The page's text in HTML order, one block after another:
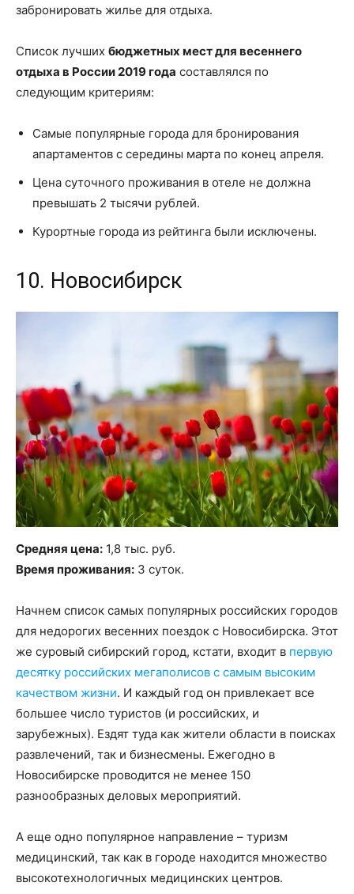
забронировать жилье для отдыха.
Список лучших бюджетных мест для весеннего
отдыха в России 2019 года составлялся по
следующим критериям:
Самые популярные города для бронирования
апартаментов с середины марта по конец апреля.
Цена суточного проживания в отеле не должна
превышать 2 тысячи рублей.
Курортные города из рейтинга были исключены.
10. Новосибирск
Средняя цена: 1,8 тыс. руб.
Время проживания: 3 суток.
Начнем список самых популярных российских городов
для недорогих весенних поездок с Новосибирска. Этот
же суровый сибирский город, кстати, входит в первую
десятку российских мегаполисов с самым высоким
качеством жизни. И каждый год он привлекает все
большее число туристов (и российских, и
зарубежных). Ездят туда как жители области в поисках
развлечений, так и бизнесмены. Ежегодно в
Новосибирске проводится не менее 150
разнообразных деловых мероприятий.
А еще одно популярное направление – туризм
медицинский, так как в городе находится множество
высокотехнологичных медицинских центров.